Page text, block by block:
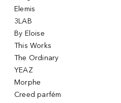
Elemis
3LAB
By Eloise
This Works
The Ordinary
YEAZ
Morphe
Creed parfém